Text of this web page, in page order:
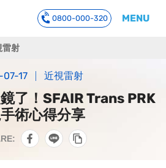
0800-000-320 MENU
雷射
17 近視雷射
鏡了！SFAIR Trans PRK
術心得分享